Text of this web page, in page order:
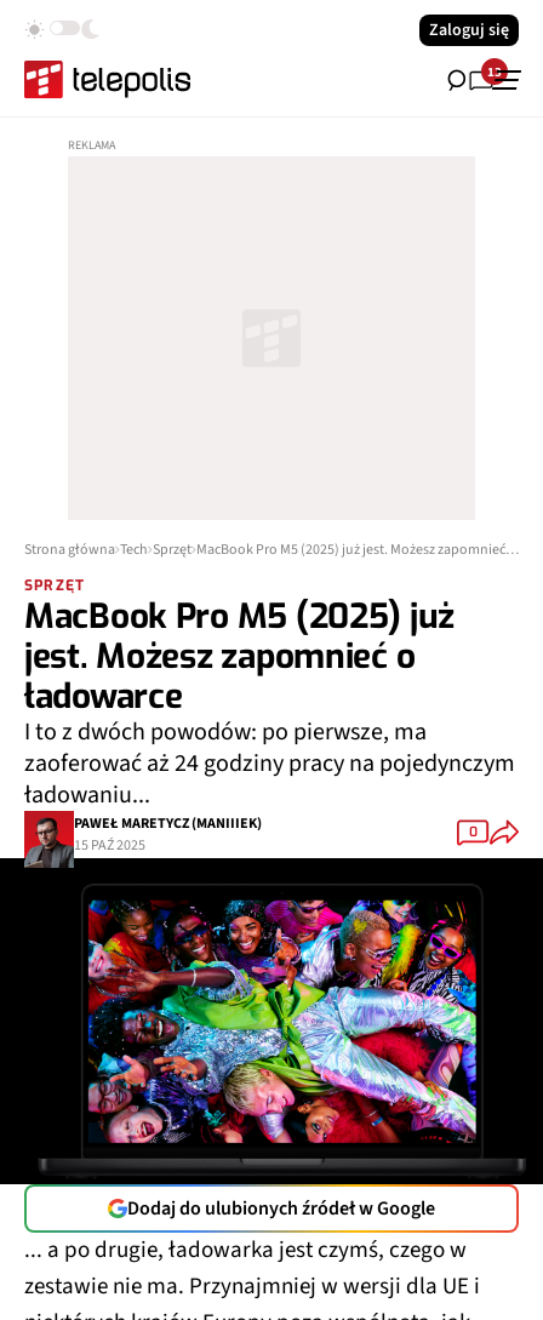
Zaloguj się
13
Strona główna Tech Sprzęt MacBook Pro M5 (2025) już jest. Możesz zapomnieć o ładowarce
SPRZĘT
MacBook Pro M5 (2025) już
jest. Możesz zapomnieć o
ładowarce
I to z dwóch powodów: po pierwsze, ma
zaoferować aż 24 godziny pracy na pojedynczym
ładowaniu...
PAWEŁ MARETYCZ (MANIIIEK)
15 PAŹ 2025
0
Dodaj do ulubionych źródeł w Google
... a po drugie, ładowarka jest czymś, czego w
zestawie nie ma. Przynajmniej w wersji dla UE i